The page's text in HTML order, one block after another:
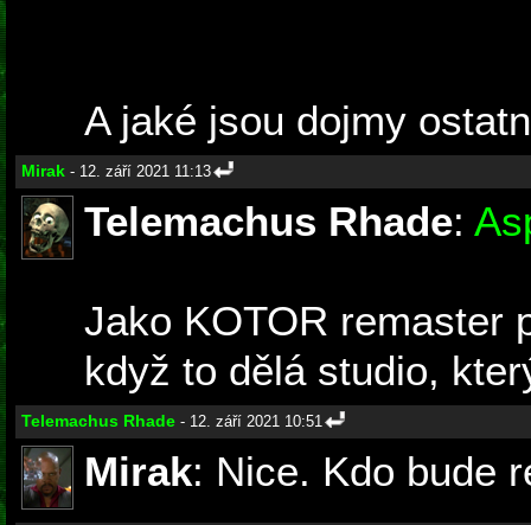
A jaké jsou dojmy
Mirak - 12. září 2021 11:13
Telemachus Rhade:
Jako KOTOR remaster
když to dělá studio,
Telemachus Rhade - 12. září 2021 10:51
Mirak: Nice. Kdo bude